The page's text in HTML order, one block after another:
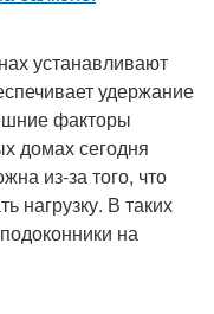
устанавливают
удержание
факторы
домах сегодня
из-за того, что
нагрузку. В таких
на